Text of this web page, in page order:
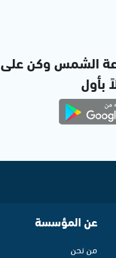
الشمس وكن على
بأول
عن المؤسسة
من نحن